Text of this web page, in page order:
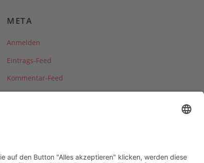
META
Anmelden
Eintrags-Feed
Kommentar-Feed